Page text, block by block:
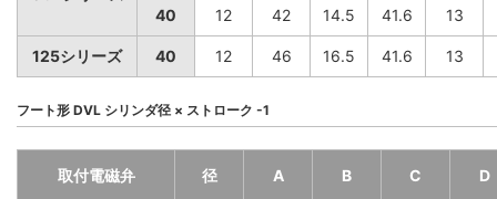
40
12 42 14.5 41.6 13
125シリーズ 40 12 46 16.5 41.6 13
フート形 DVL シリンダ径 × ストローク -1
取付電磁弁 径 A B C D